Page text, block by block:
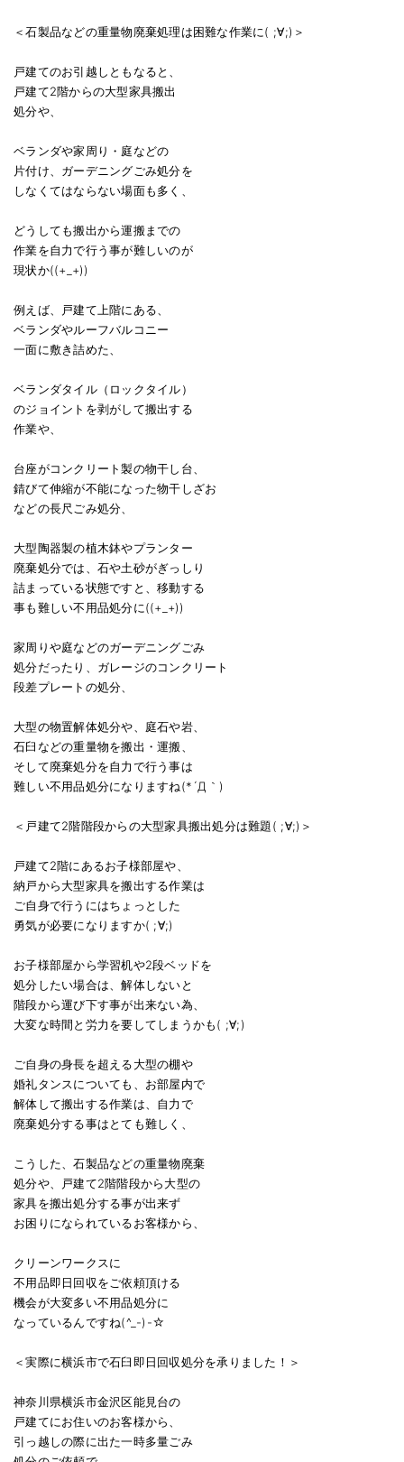
＜石製品などの重量物廃棄処理は困難な作業に( ;∀;)＞
戸建てのお引越しともなると、
戸建て2階からの大型家具搬出
処分や、
ベランダや家周り・庭などの
片付け、ガーデニングごみ処分を
しなくてはならない場面も多く、
どうしても搬出から運搬までの
作業を自力で行う事が難しいのが
現状か((+_+))
例えば、戸建て上階にある、
ベランダやルーフバルコニー
一面に敷き詰めた、
ベランダタイル（ロックタイル）
のジョイントを剥がして搬出する
作業や、
台座がコンクリート製の物干し台、
錆びて伸縮が不能になった物干しざお
などの長尺ごみ処分、
大型陶器製の植木鉢やプランター
廃棄処分では、石や土砂がぎっしり
詰まっている状態ですと、移動する
事も難しい不用品処分に((+_+))
家周りや庭などのガーデニングごみ
処分だったり、ガレージのコンクリート
段差プレートの処分、
大型の物置解体処分や、庭石や岩、
石臼などの重量物を搬出・運搬、
そして廃棄処分を自力で行う事は
難しい不用品処分になりますね(*´Д｀)
＜戸建て2階階段からの大型家具搬出処分は難題( ;∀;)＞
戸建て2階にあるお子様部屋や、
納戸から大型家具を搬出する作業は
ご自身で行うにはちょっとした
勇気が必要になりますか( ;∀;)
お子様部屋から学習机や2段ベッドを
処分したい場合は、解体しないと
階段から運び下す事が出来ない為、
大変な時間と労力を要してしまうかも( ;∀;)
ご自身の身長を超える大型の棚や
婚礼タンスについても、お部屋内で
解体して搬出する作業は、自力で
廃棄処分する事はとても難しく、
こうした、石製品などの重量物廃棄
処分や、戸建て2階階段から大型の
家具を搬出処分する事が出来ず
お困りになられているお客様から、
クリーンワークスに
不用品即日回収をご依頼頂ける
機会が大変多い不用品処分に
なっているんですね(^_-)-☆
＜実際に横浜市で石臼即日回収処分を承りました！＞
神奈川県横浜市金沢区能見台の
戸建てにお住いのお客様から、
引っ越しの際に出た一時多量ごみ